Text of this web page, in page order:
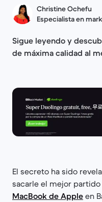
Christine Ochefu
Especialista en
Sigue leyendo y
de máxima calidad al
El secreto ha sido
sacarle el mejor
MacBook de Apple en